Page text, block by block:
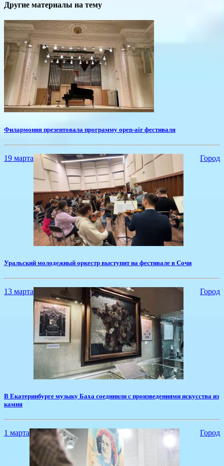
Другие материалы на тему
Филармония презентовала программу open-air фестиваля
19 марта Город
​Уральский молодежный оркестр выступит на фестивале в Сочи
13 марта Город
​В Екатеринбурге музыку Баха соединили с произведениями искусства из
камня
1 марта Город